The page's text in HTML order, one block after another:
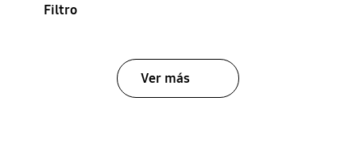
Filtro
Ver más